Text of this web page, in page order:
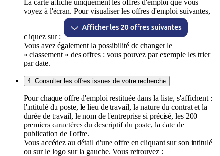
La carte affiche uniquement les offres d'emploi que vous
voyez à l'écran. Pour visualiser les offres d'emploi suivantes,
cliquez sur :
Vous avez également la possibilité de changer le
« classement » des offres : vous pouvez par exemple les trier
par date.
4. Consulter les offres issues de votre recherche
Pour chaque offre d'emploi restituée dans la liste, s'affichent :
l'intitulé du poste, le lieu de travail, la nature du contrat et la
durée de travail, le nom de l'entreprise si précisé, les 200
premiers caractères du descriptif du poste, la date de
publication de l'offre.
Vous accédez au détail d'une offre en cliquant sur son intitulé
ou sur le logo sur la gauche. Vous retrouvez :